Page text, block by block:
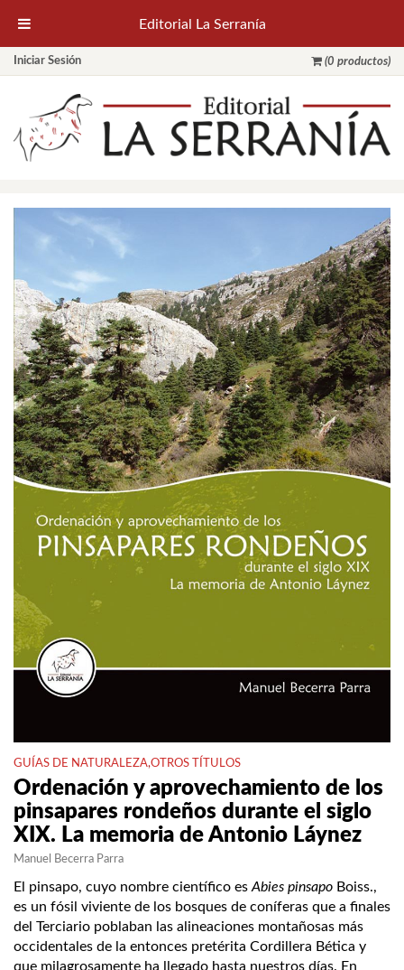
Iniciar Sesión (0 productos)
GUÍAS DE NATURALEZA,OTROS TÍTULOS
Ordenación y aprovechamiento de los
pinsapares rondeños durante el siglo
XIX. La memoria de Antonio Láynez
Manuel Becerra Parra
El pinsapo, cuyo nombre científico esAbies pinsapo Boiss.,
es un fósil viviente de los bosques de coníferas que a finales
del Terciario poblaban las alineaciones montañosas más
occidentales de la entonces pretérita Cordillera Bética y
que milagrosamente ha llegado hasta nuestros días. En
Editorial La Serranía